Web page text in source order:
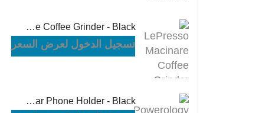
LePresso Macinare Coffee Grinder - Black
تسجيل الدخول لعرض السعر
Powerology Logan Magsafe 360 Degree Rotation Head Car Phone Holder - Black